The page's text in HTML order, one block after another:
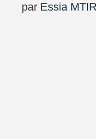
par Essia